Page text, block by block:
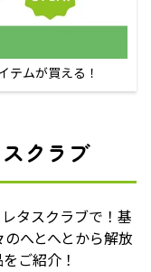
テムが買える！
クラブ
タスクラブで！基
へとへとから解放
ご紹介！